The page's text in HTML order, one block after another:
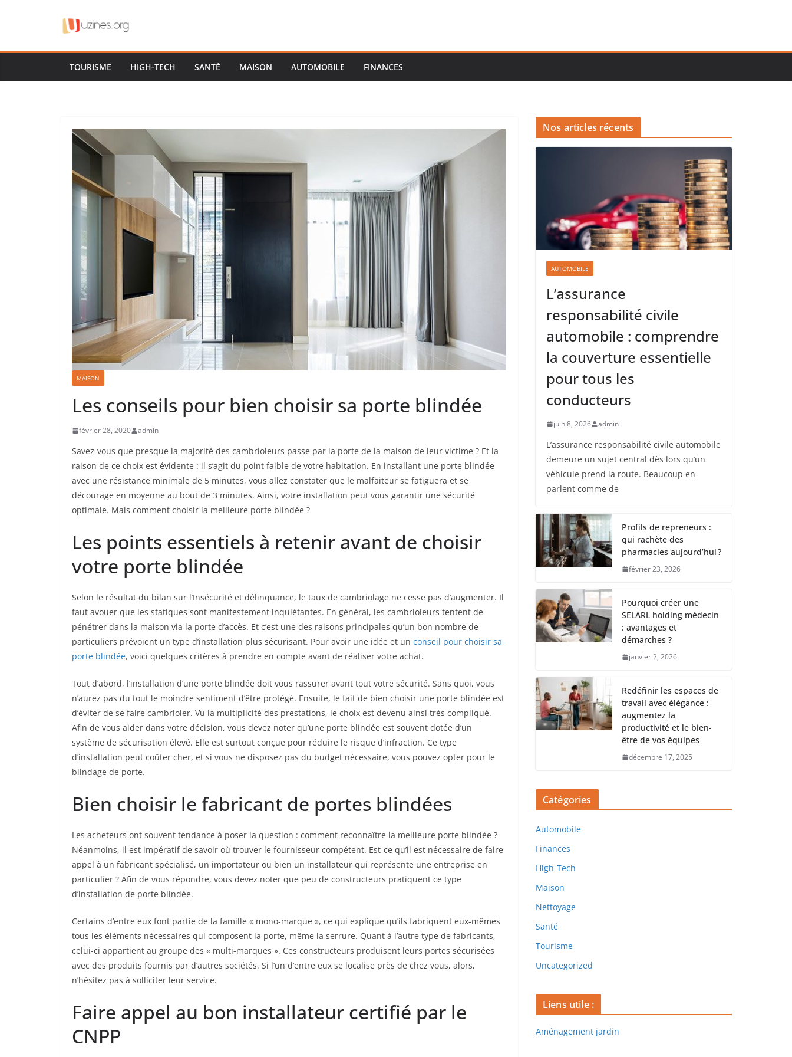
TOURISME HIGH-TECH SANTÉ MAISON AUTOMOBILE FINANCES
MAISON
Les conseils pour bien choisir sa porte blindée
février 28, 2020 admin
Savez-vous que presque la majorité des cambrioleurs passe par la porte de la maison de leur victime ? Et la
raison de ce choix est évidente : il s’agit du point faible de votre habitation. En installant une porte blindée
avec une résistance minimale de 5 minutes, vous allez constater que le malfaiteur se fatiguera et se
décourage en moyenne au bout de 3 minutes. Ainsi, votre installation peut vous garantir une sécurité
optimale. Mais comment choisir la meilleure porte blindée ?
Les points essentiels à retenir avant de choisir
votre porte blindée
Selon le résultat du bilan sur l’Insécurité et délinquance, le taux de cambriolage ne cesse pas d’augmenter. Il
faut avouer que les statiques sont manifestement inquiétantes. En général, les cambrioleurs tentent de
pénétrer dans la maison via la porte d’accès. Et c’est une des raisons principales qu’un bon nombre de
particuliers prévoient un type d’installation plus sécurisant. Pour avoir une idée et un conseil pour choisir sa
porte blindée, voici quelques critères à prendre en compte avant de réaliser votre achat.
Tout d’abord, l’installation d’une porte blindée doit vous rassurer avant tout votre sécurité. Sans quoi, vous
n’aurez pas du tout le moindre sentiment d’être protégé. Ensuite, le fait de bien choisir une porte blindée est
d’éviter de se faire cambrioler. Vu la multiplicité des prestations, le choix est devenu ainsi très compliqué.
Afin de vous aider dans votre décision, vous devez noter qu’une porte blindée est souvent dotée d’un
système de sécurisation élevé. Elle est surtout conçue pour réduire le risque d’infraction. Ce type
d’installation peut coûter cher, et si vous ne disposez pas du budget nécessaire, vous pouvez opter pour le
blindage de porte.
Bien choisir le fabricant de portes blindées
Les acheteurs ont souvent tendance à poser la question : comment reconnaître la meilleure porte blindée ?
Néanmoins, il est impératif de savoir où trouver le fournisseur compétent. Est-ce qu’il est nécessaire de faire
appel à un fabricant spécialisé, un importateur ou bien un installateur qui représente une entreprise en
particulier ? Afin de vous répondre, vous devez noter que peu de constructeurs pratiquent ce type
d’installation de porte blindée.
Certains d’entre eux font partie de la famille « mono-marque », ce qui explique qu’ils fabriquent eux-mêmes
tous les éléments nécessaires qui composent la porte, même la serrure. Quant à l’autre type de fabricants,
celui-ci appartient au groupe des « multi-marques ». Ces constructeurs produisent leurs portes sécurisées
avec des produits fournis par d’autres sociétés. Si l’un d’entre eux se localise près de chez vous, alors,
n’hésitez pas à solliciter leur service.
Faire appel au bon installateur certifié par le
CNPP
Nos articles récents
AUTOMOBILE
L’assurance
responsabilité civile
automobile : comprendre
la couverture essentielle
pour tous les
conducteurs
juin 8, 2026 admin
L’assurance responsabilité civile automobile
demeure un sujet central dès lors qu’un
véhicule prend la route. Beaucoup en
parlent comme de
Profils de repreneurs :
qui rachète des
pharmacies aujourd’hui ?
février 23, 2026
Pourquoi créer une
SELARL holding médecin
: avantages et
démarches ?
janvier 2, 2026
Redéfinir les espaces de
travail avec élégance :
augmentez la
productivité et le bien-
être de vos équipes
décembre 17, 2025
Catégories
Automobile
Finances
High-Tech
Maison
Nettoyage
Santé
Tourisme
Uncategorized
Liens utile :
Aménagement jardin